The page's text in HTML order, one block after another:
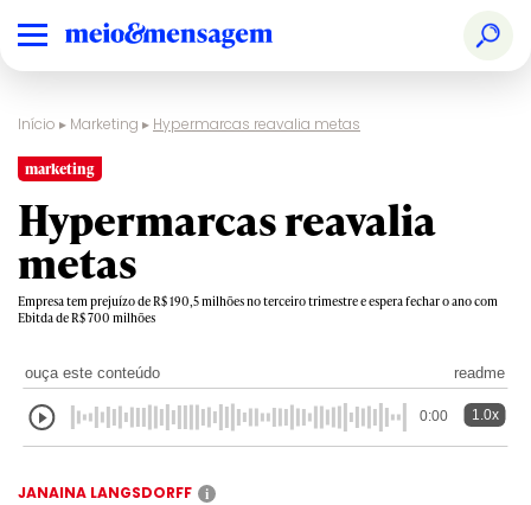
Início ▸ Marketing ▸ Hypermarcas reavalia metas
marketing
Hypermarcas reavalia
metas
Empresa tem prejuízo de R$ 190,5 milhões no terceiro trimestre e espera fechar o ano com
Ebitda de R$ 700 milhões
ouça este conteúdo readme
0:00 1.0x
JANAINA LANGSDORFF i